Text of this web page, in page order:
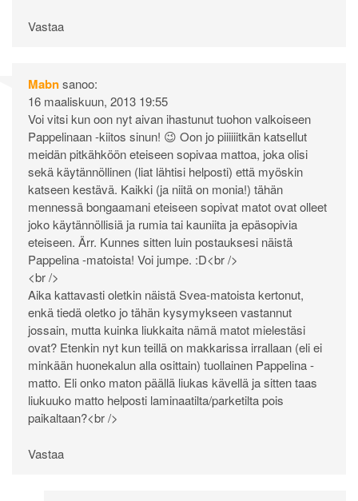
Vastaa
Mabnsanoo:
16 maaliskuun, 2013 19:55
Voi vitsi kun oon nyt aivan ihastunut tuohon valkoiseen
Pappelinaan -kiitos sinun! 😉 Oon jo piiiiiitkän katsellut
meidän pitkähköön eteiseen sopivaa mattoa, joka olisi
sekä käytännöllinen (liat lähtisi helposti) että myöskin
katseen kestävä. Kaikki (ja niitä on monia!) tähän
mennessä bongaamani eteiseen sopivat matot ovat olleet
joko käytännöllisiä ja rumia tai kauniita ja epäsopivia
eteiseen. Ärr. Kunnes sitten luin postauksesi näistä
Pappelina -matoista! Voi jumpe. :D<br />
<br />
Aika kattavasti oletkin näistä Svea-matoista kertonut,
enkä tiedä oletko jo tähän kysymykseen vastannut
jossain, mutta kuinka liukkaita nämä matot mielestäsi
ovat? Etenkin nyt kun teillä on makkarissa irrallaan (eli ei
minkään huonekalun alla osittain) tuollainen Pappelina -
matto. Eli onko maton päällä liukas kävellä ja sitten taas
liukuuko matto helposti laminaatilta/parketilta pois
paikaltaan?<br />
Vastaa